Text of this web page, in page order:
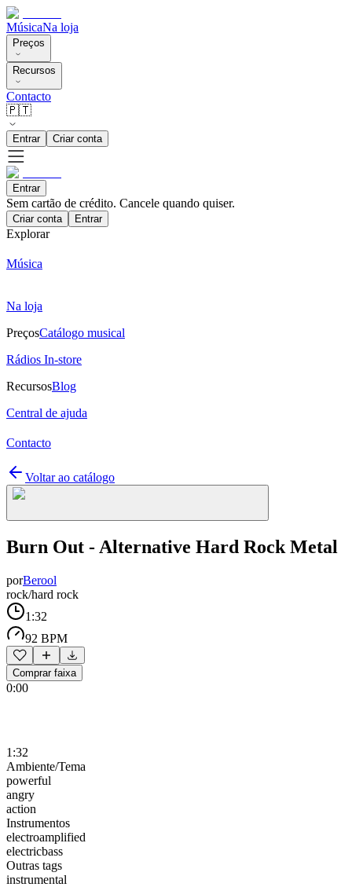
MúsicaNa loja
Preços
Recursos
Contacto
🇵🇹
Entrar Criar conta
Entrar
Sem cartão de crédito. Cancele quando quiser.
Criar conta Entrar
Explorar
Música
Na loja
PreçosCatálogo musical
Rádios In-store
RecursosBlog
Central de ajuda
Contacto
Voltar ao catálogo
Burn Out - Alternative Hard Rock Metal
porBerool
rock/hard rock
1:32
92 BPM
Comprar faixa
0:00
1:32
Ambiente/Tema
powerful
angry
action
Instrumentos
electroamplified
electricbass
Outras tags
instrumental